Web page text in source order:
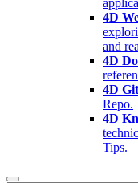
4D
and
4D
4D
Repo.
4D
Tips.